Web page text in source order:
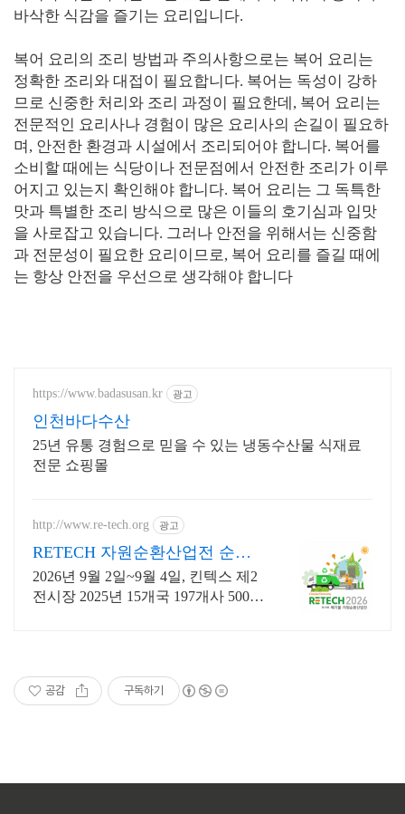
바삭한 식감을 즐기는 요리입니다.
복어 요리의 조리 방법과 주의사항으로는 복어 요리는
정확한 조리와 대접이 필요합니다. 복어는 독성이 강하
므로 신중한 처리와 조리 과정이 필요한데, 복어 요리는
전문적인 요리사나 경험이 많은 요리사의 손길이 필요하
며, 안전한 환경과 시설에서 조리되어야 합니다. 복어를
소비할 때에는 식당이나 전문점에서 안전한 조리가 이루
어지고 있는지 확인해야 합니다. 복어 요리는 그 독특한
맛과 특별한 조리 방식으로 많은 이들의 호기심과 입맛
을 사로잡고 있습니다. 그러나 안전을 위해서는 신중함
과 전문성이 필요한 요리이므로, 복어 요리를 즐길 때에
는 항상 안전을 우선으로 생각해야 합니다
https://www.badasusan.kr 광고
인천바다수산
25년 유통 경험으로 믿을 수 있는 냉동수산물 식재료
전문 쇼핑몰
http://www.re-tech.org 광고
RETECH 자원순환산업전 순환
경제 리딩전시회
2026년 9월 2일~9월 4일, 킨텍스 제2
전시장 2025년 15개국 197개사 500부
공감 구독하기